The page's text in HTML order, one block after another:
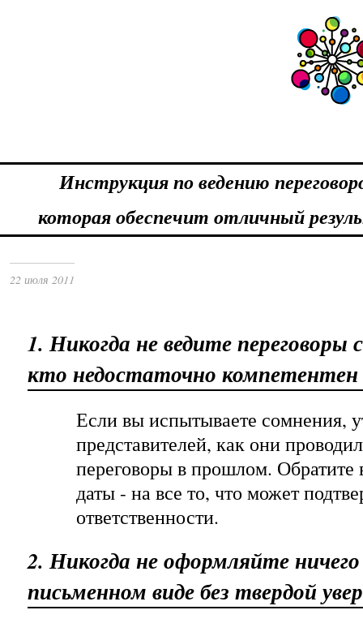
Инструкция по ведению
которая обеспечит отличный
22 июля 2011
1. Никогда не ведите переговоры
кто недостаточно компетентен
Если вы испытываете сомнения,
представителей, как они
переговоры в прошлом.
даты - на все то, что может
ответственности.
2. Никогда не оформляйте
письменном виде без твердой